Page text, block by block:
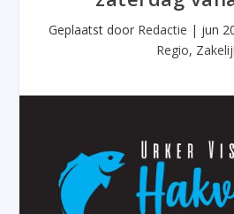
Geplaatst door Redactie | jun
Regio,